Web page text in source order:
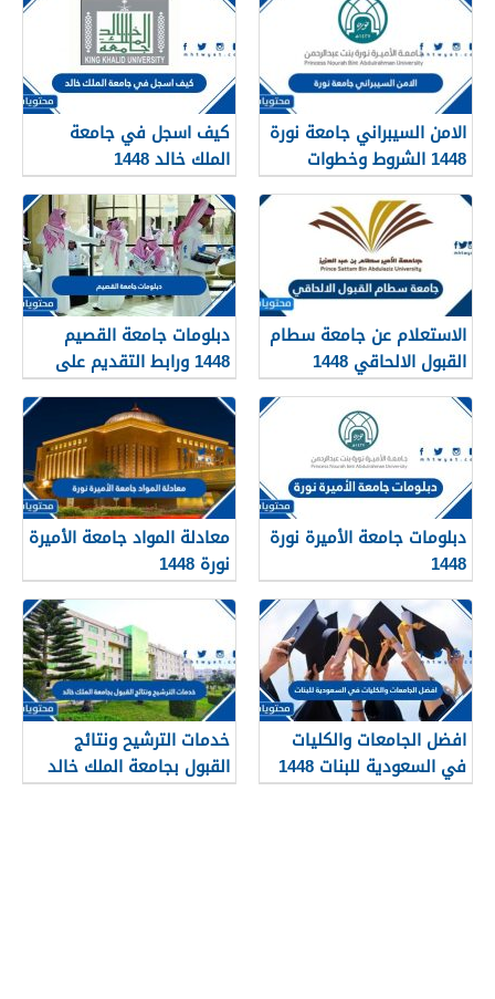
الامن السيبراني جامعة نورة
1448 الشروط وخطوات
التقديم
كيف اسجل في جامعة
الملك خالد 1448
الاستعلام عن جامعة سطام
القبول الالحاقي 1448
دبلومات جامعة القصيم
1448 ورابط التقديم على
دبلومات جامعة القصيم
qudcss.com
دبلومات جامعة الأميرة نورة
1448
معادلة المواد جامعة الأميرة
نورة 1448
افضل الجامعات والكليات
في السعودية للبنات 1448
خدمات الترشيح ونتائج
القبول بجامعة الملك خالد
1448